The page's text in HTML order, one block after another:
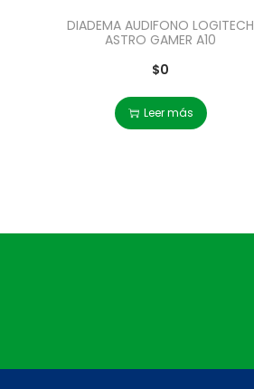
DIADEMA AUDIFONO LOGITECH
ASTRO GAMER A10
$0
Leer más